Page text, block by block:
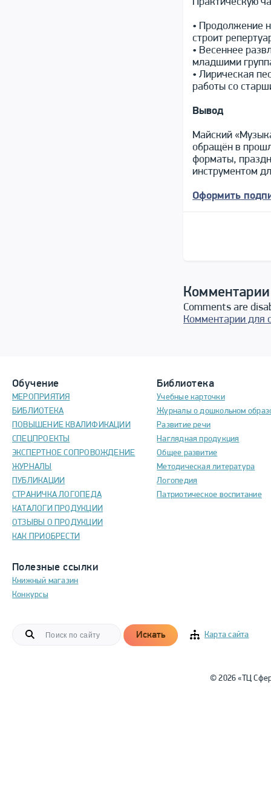
• Продолжение
строит
• Весеннее
младшими
• Лирическая
работы со
Вывод
Майский
обращён в
форматы,
инструментом
Оформить
Comments are
Комментарии для
Обучение
МЕРОПРИЯТИЯ
БИБЛИОТЕКА
ПОВЫШЕНИЕ КВАЛИФИКАЦИИ
СПЕЦПРОЕКТЫ
ЭКСПЕРТНОЕ СОПРОВОЖДЕНИЕ
ЖУРНАЛЫ
ПУБЛИКАЦИИ
СТРАНИЧКА ЛОГОПЕДА
КАТАЛОГИ ПРОДУКЦИИ
ОТЗЫВЫ О ПРОДУКЦИИ
КАК ПРИОБРЕСТИ
Полезные ссылки
Книжный магазин
Конкурсы
Библиотека
Учебные карточки
Журналы о дошкольном
Развитие речи
Наглядная продукция
Общее развитие
Методическая литература
Логопедия
Патриотическое воспитание
Искать Карта сайта
© 2026 «ТЦ